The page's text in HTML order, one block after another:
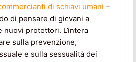
di schiavi umani –
di pensare di giovani a
nuovi protettori. L’intera
sulla prevenzione,
e sulla sessualità dei